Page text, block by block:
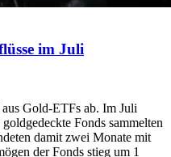
im Juli
Gold-ETFs ab. Im Juli
Fonds sammelten
damit zwei Monate mit
der Fonds stieg um 1